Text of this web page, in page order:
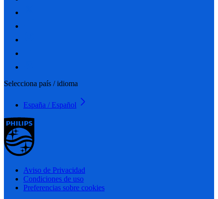
Selecciona país / idioma
España / Español
Aviso de Privacidad
Condiciones de uso
Preferencias sobre cookies